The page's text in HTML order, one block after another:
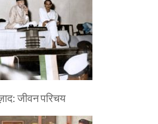
जीवन परिचय